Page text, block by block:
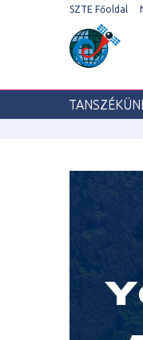
SZTE Főoldal